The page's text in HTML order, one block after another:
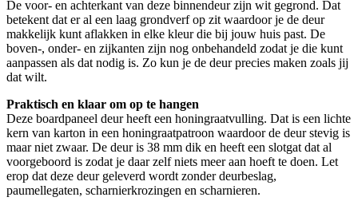
De voor- en achterkant van deze binnendeur zijn wit gegrond. Dat
betekent dat er al een laag grondverf op zit waardoor je de deur
makkelijk kunt aflakken in elke kleur die bij jouw huis past. De
boven-, onder- en zijkanten zijn nog onbehandeld zodat je die kunt
aanpassen als dat nodig is. Zo kun je de deur precies maken zoals jij
dat wilt.
Praktisch en klaar om op te hangen
Deze boardpaneel deur heeft een honingraatvulling. Dat is een lichte
kern van karton in een honingraatpatroon waardoor de deur stevig is
maar niet zwaar. De deur is 38 mm dik en heeft een slotgat dat al
voorgeboord is zodat je daar zelf niets meer aan hoeft te doen. Let
erop dat deze deur geleverd wordt zonder deurbeslag,
paumellegaten, scharnierkrozingen en scharnieren.